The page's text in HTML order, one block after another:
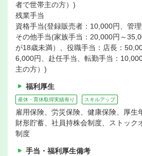
者で世帯主の方）)
残業手当
資格手当(登録販売者：10,000円、管
その他手当(家族手当：20,000円～
が18歳未満）、役職手当：店長：
6,000円、赴任手当、転勤手当：
主の方）)
福利厚生
産休・育休取得実績有り スキルアップ
雇用保険、労災保険、健康保険、厚生
財形貯蓄、社員持株会制度、ストック
制度
手当・福利厚生備考